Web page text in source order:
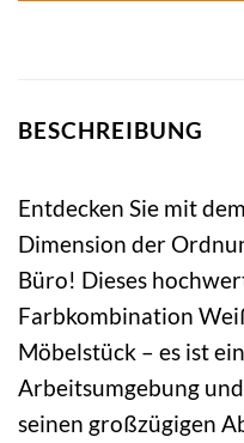
BESCHREIBUNG
Entdecken Sie mit dem
Dimension der
Büro! Dieses
Farbkombination
Möbelstück – es ist
Arbeitsumgebung
seinen großzügigen